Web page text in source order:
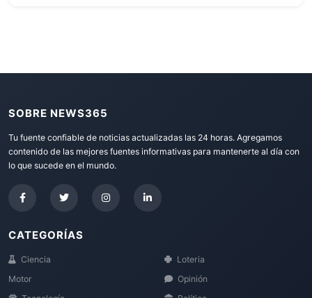
SOBRE NEWS365
Tu fuente confiable de noticias actualizadas las 24 horas. Agregamos
contenido de las mejores fuentes informativas para mantenerte al día con
lo que sucede en el mundo.
CATEGORÍAS
Ciencia
Motor
Loteria
Opinión